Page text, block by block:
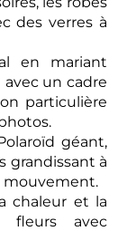
des verres à
en mariant
un cadre
particulière
géant,
grandissant à
mouvement.
chaleur et la
fleurs avec